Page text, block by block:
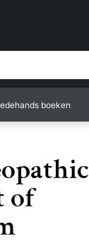
boeken
of